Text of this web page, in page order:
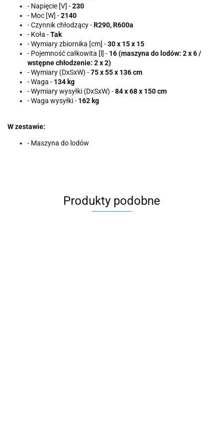
- Napięcie [V] -230
- Moc [W] -2140
- Czynnik chłodzący -R290, R600a
- Koła -Tak
- Wymiary zbiornika [cm] -30 x 15 x 15
- Pojemność całkowita [l] - 16 (maszyna do lodów: 2 x 6 /
wstępne chłodzenie: 2 x 2)
- Wymiary (DxSxW) -75 x 55 x 136 cm
- Waga - 134 kg
- Wymiary wysyłki (DxSxW) -84 x 68 x 150 cm
- Waga wysyłki - 162 kg
W zestawie:
- Maszyna do lodów
Produkty podobne